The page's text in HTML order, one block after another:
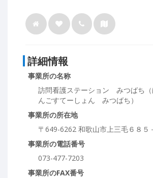
詳細情報
事業所の名称
訪問看護ステーション みつばち
んごすてーしょん みつばち）
事業所の所在地
〒649-6262 和歌山市上三毛６８５
事業所の電話番号
073-477-7203
事業所のFAX番号